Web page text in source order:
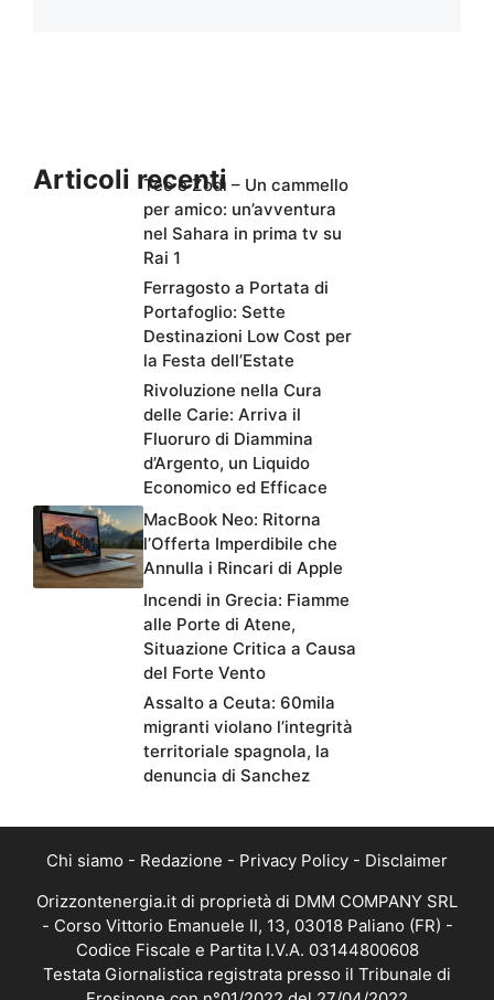
Articoli recentiTeo e Zodì – Un cammello
per amico: un’avventura
nel Sahara in prima tv su
Rai 1
Ferragosto a Portata di
Portafoglio: Sette
Destinazioni Low Cost per
la Festa dell’Estate
Rivoluzione nella Cura
delle Carie: Arriva il
Fluoruro di Diammina
d’Argento, un Liquido
Economico ed Efficace
MacBook Neo: Ritorna
l’Offerta Imperdibile che
Annulla i Rincari di Apple
Incendi in Grecia: Fiamme
alle Porte di Atene,
Situazione Critica a Causa
del Forte Vento
Assalto a Ceuta: 60mila
migranti violano l’integrità
territoriale spagnola, la
denuncia di Sanchez
Chi siamo - Redazione - Privacy Policy - Disclaimer
Orizzontenergia.it di proprietà di DMM COMPANY SRL
- Corso Vittorio Emanuele II, 13, 03018 Paliano (FR) -
Codice Fiscale e Partita I.V.A. 03144800608
Testata Giornalistica registrata presso il Tribunale di